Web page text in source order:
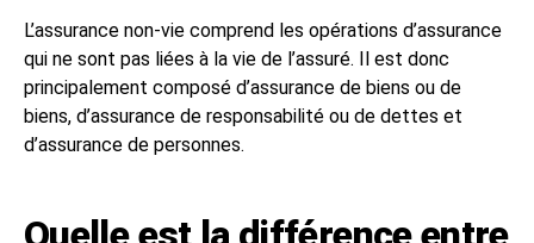
L’assurance non-vie comprend les opérations d’assurance
qui ne sont pas liées à la vie de l’assuré. Il est donc
principalement composé d’assurance de biens ou de
biens, d’assurance de responsabilité ou de dettes et
d’assurance de personnes.